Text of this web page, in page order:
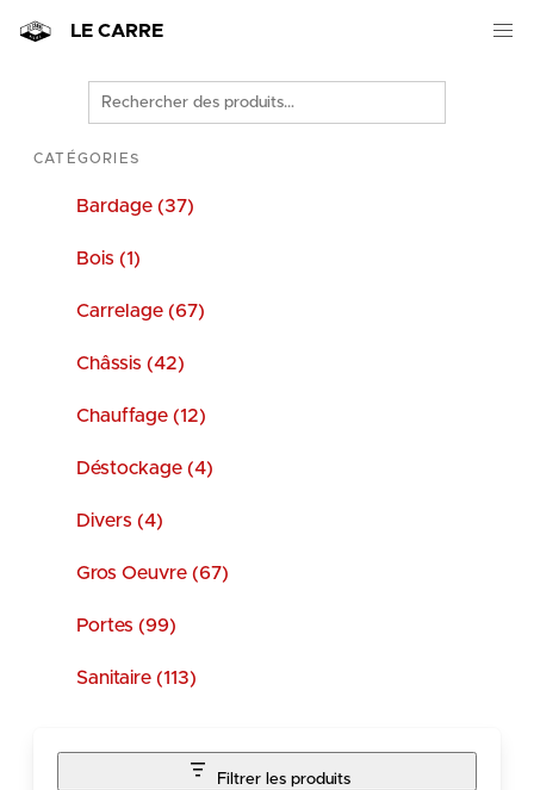
LE CARRE
Rechercher
des
produits
CATÉGORIES
Bardage (37)
Bois (1)
Carrelage (67)
Châssis (42)
Chauffage (12)
Déstockage (4)
Divers (4)
Gros Oeuvre (67)
Portes (99)
Sanitaire (113)
Filtrer les produits